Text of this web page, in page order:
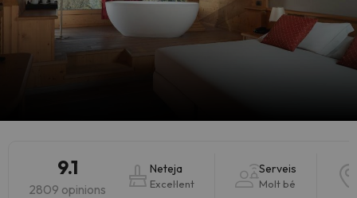
9.1
2809 opinions
Neteja
Excel·lent
Serveis
Molt bé